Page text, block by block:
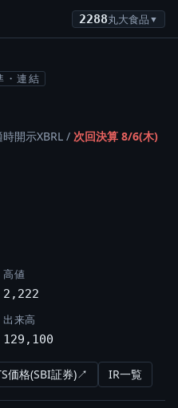
2288丸大食品 ▼
・連結
開示XBRL / 次回決算 8/6(木)
高値
2,222
出来高
129,100
価格(SBI証券)↗ IR一覧